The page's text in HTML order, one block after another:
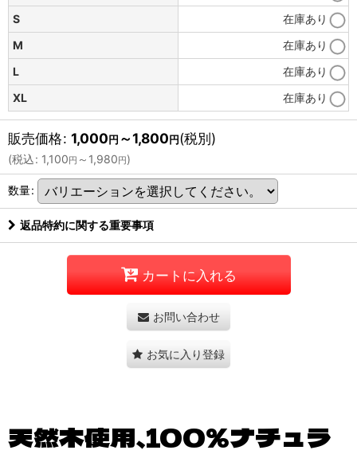
S
在庫あり
M
在庫あり
L
在庫あり
XL
在庫あり
販売価格: 1,000円 ～1,800円(税別)
(税込: 1,100円 ～1,980円)
数量:
返品特約に関する重要事項
カートに入れる
お問い合わせ
お気に入り登録
天然木使用、100%ナチュラ